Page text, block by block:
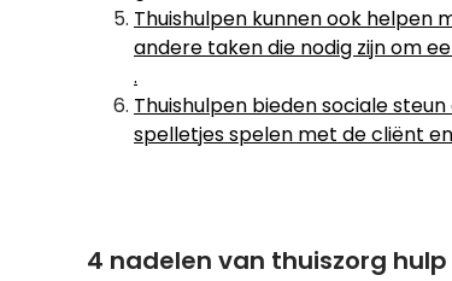
Thuishulpen kunnen ook helpen
andere taken die nodig zijn om
.
Thuishulpen bieden sociale
spelletjes spelen met de cliënt
4 nadelen van thuiszorg